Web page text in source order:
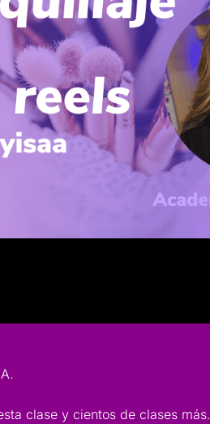
clase y cientos de clases más.